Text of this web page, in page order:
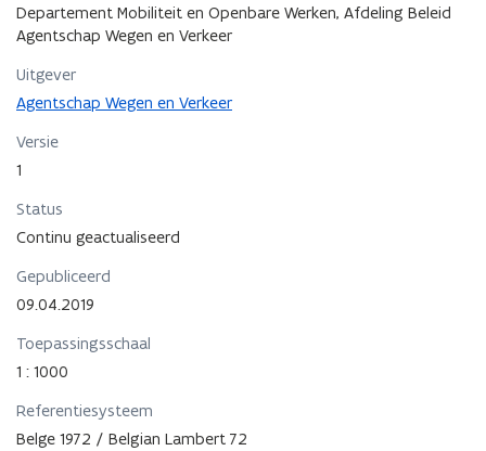
Departement Mobiliteit en Openbare Werken, Afdeling Beleid
Agentschap Wegen en Verkeer
Uitgever
Agentschap Wegen en Verkeer
Versie
1
Status
Continu geactualiseerd
Gepubliceerd
09.04.2019
Toepassingsschaal
1 : 1000
Referentiesysteem
Belge 1972 / Belgian Lambert 72